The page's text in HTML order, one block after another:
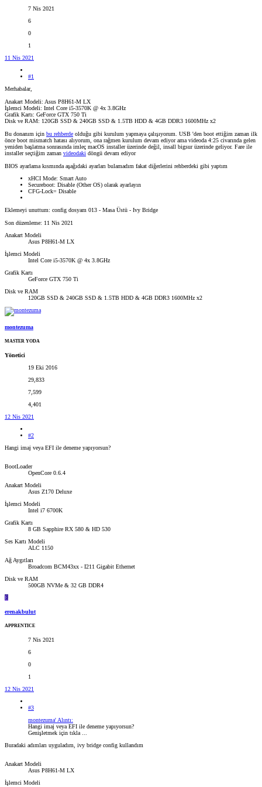
7 Nis 2021
6
0
1
11 Nis 2021
#1
Merhabalar,
Anakart Modeli: Asus P8H61-M LX
İşlemci Modeli: Intel Core i5-3570K @ 4x 3.8GHz
Grafik Kartı: GeForce GTX 750 Ti
Disk ve RAM: 120GB SSD & 240GB SSD & 1.5TB HDD & 4GB DDR3 1600MHz x2
Bu donanım için bu rehberde olduğu gibi kurulum yapmaya çalışıyorum. USB 'den boot ettiğim zaman ilk
önce boot mismatch hatası alıyorum, ona rağmen kurulum devam ediyor ama videoda 4:25 civarında gelen
yeniden başlatma sonrasında imleç macOS installer üzerinde değil, insall bigsur üzerinde geliyor. Fare ile
installer seçtiğim zaman videodaki döngü devam ediyor
BIOS ayarlama kısmında aşağıdaki ayarları bulamadım fakat diğerlerini rehberdeki gibi yaptım
xHCI Mode: Smart Auto
Secureboot: Disable (Other OS) olarak ayarlayın
CFG-Lock= Disable
Eklemeyi unuttum: config dosyam 013 - Masa Üstü - Ivy Bridge
Son düzenleme: 11 Nis 2021
Anakart Modeli
Asus P8H61-M LX
İşlemci Modeli
Intel Core i5-3570K @ 4x 3.8GHz
Grafik Kartı
GeForce GTX 750 Ti
Disk ve RAM
120GB SSD & 240GB SSD & 1.5TB HDD & 4GB DDR3 1600MHz x2
montezuma
MASTER YODA
Yönetici
19 Eki 2016
29,833
7,599
4,401
12 Nis 2021
#2
Hangi imaj veya EFI ile deneme yapıyorsun?
BootLoader
OpenCore 0.6.4
Anakart Modeli
Asus Z170 Deluxe
İşlemci Modeli
Intel i7 6700K
Grafik Kartı
8 GB Sapphire RX 580 & HD 530
Ses Kartı Modeli
ALC 1150
Ağ Aygıtları
Broadcom BCM43xx - I211 Gigabit Ethernet
Disk ve RAM
500GB NVMe & 32 GB DDR4
E
erenakbulut
APPRENTICE
7 Nis 2021
6
0
1
12 Nis 2021
#3
montezuma' Alıntı:
Hangi imaj veya EFI ile deneme yapıyorsun?
Genişletmek için tıkla ...
Buradaki adımları uyguladım, ivy bridge config kullandım
Anakart Modeli
Asus P8H61-M LX
İşlemci Modeli